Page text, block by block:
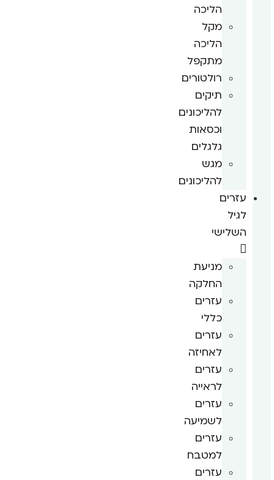
הליכה
מקל
הליכה
מתקפל
רולטורים
תיקים
להליכונים
וכסאות
גלגלים
מגש
להליכונים
עזרים
לגיל
השלישי
מניעת
החלקה
עזרים
כללי
עזרים
לאחיזה
עזרים
לראייה
עזרים
לשמיעה
עזרים
למטבח
עזרים